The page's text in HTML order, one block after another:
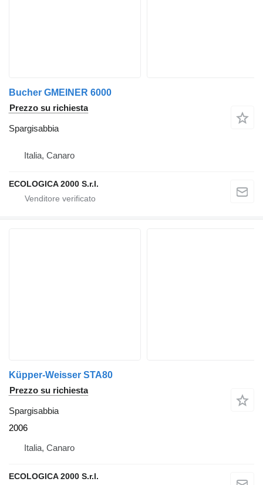
Bucher GMEINER 6000
Prezzo su richiesta
Spargisabbia
Italia, Canaro
ECOLOGICA 2000 S.r.l.
Küpper-Weisser STA80
Prezzo su richiesta
Spargisabbia
2006
Italia, Canaro
ECOLOGICA 2000 S.r.l.